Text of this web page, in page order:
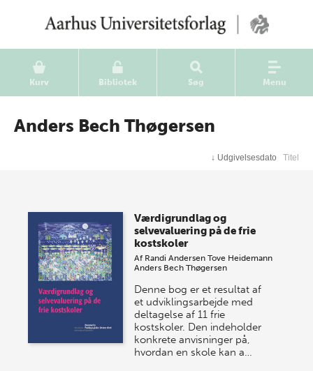
Kurv Bibliotek Søg Menu
Anders Bech Thøgersen
↓ Udgivelsesdato Titel
Værdigrundlag og
selvevaluering på de frie
kostskoler
Af Randi Andersen Tove Heidemann
Anders Bech Thøgersen
Denne bog er et resultat af
et udviklingsarbejde med
deltagelse af 11 frie
kostskoler. Den indeholder
konkrete anvisninger på,
hvordan en skole kan a…